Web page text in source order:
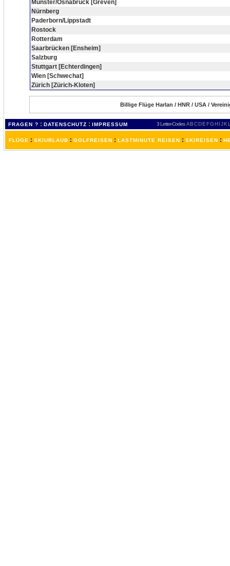
Münster/Osnabrück [Greven]
Nürnberg
Paderborn/Lippstadt
Rostock
Rotterdam
Saarbrücken [Ensheim]
Salzburg
Stuttgart [Echterdingen]
Wien [Schwechat]
Zürich [Zürich-Kloten]
Billige Flüge Harlan / HNR / USA /
FRAGEN ? : DATENSCHUTZ : IMPRESSUM 3 Letter-Codes ABCDEFGH IJKL
FLÜGE : SKIURLAUB : GOLFREISEN : LASTMINUTE REISEN : SKIREISEN :